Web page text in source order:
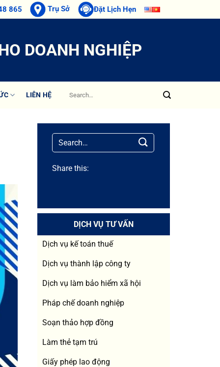
865 Trụ Sở Đặt Lịch Hẹn
DOANH NGHIỆP
LIÊN HỆ
Share this:
DỊCH VỤ TƯ VẤN
Dịch vụ kế toán thuế
Dịch vụ thành lập công ty
Dịch vụ làm bảo hiểm xã hội
Pháp chế doanh nghiệp
Soạn thảo hợp đồng
Làm thẻ tạm trú
Giấy phép lao động